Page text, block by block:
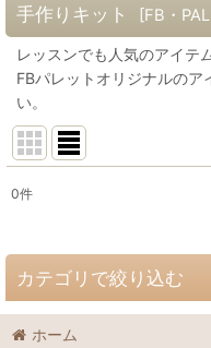
手作りキット [FB・
レッスンでも人気のアイテ
FBパレットオリジナルのア
い。
表示数 :
並び順
0件
カテゴリで絞り込む
手作りキット (全商品)
ホーム